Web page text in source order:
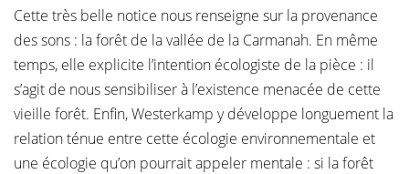
Cette très belle notice nous renseigne sur la provenance
des sons : la forêt de la vallée de la Carmanah. En même
temps, elle explicite l’intention écologiste de la pièce : il
s’agit de nous sensibiliser à l’existence menacée de cette
vieille forêt. Enfin, Westerkamp y développe longuement la
relation ténue entre cette écologie environnementale et
une écologie qu’on pourrait appeler mentale : si la forêt